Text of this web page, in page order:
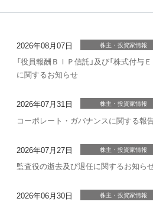
2026年08月07日 株主・投資家情報
「役員報酬ＢＩＰ信託」及び「株式付与
に関するお知らせ
2026年07月31日 株主・投資家情報
コーポレート・ガバナンスに関する報告
2026年07月27日 株主・投資家情報
監査役の逝去及び退任に関するお知ら
2026年06月30日 株主・投資家情報